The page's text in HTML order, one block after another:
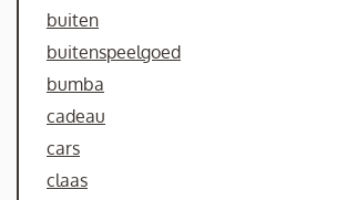
buiten
buitenspeelgoed
bumba
cadeau
cars
claas